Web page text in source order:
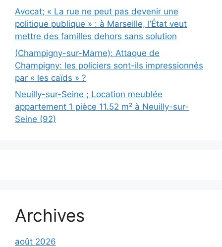
Avocat; « La rue ne peut pas devenir une
politique publique » : à Marseille, l’État veut
mettre des familles dehors sans solution
(Champigny-sur-Marne): Attaque de
Champigny: les policiers sont-ils impressionnés
par « les caïds » ?
Neuilly-sur-Seine ; Location meublée
appartement 1 pièce 11.52 m² à Neuilly-sur-
Seine (92)
Archives
août 2026